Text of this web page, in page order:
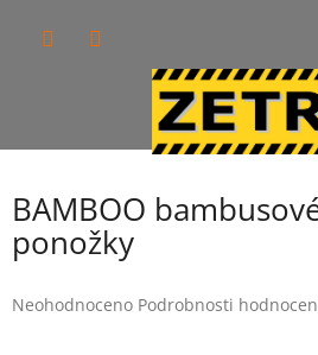
BAMBOO
ponožky
Průměrné
Neohodnoceno Podrobnosti